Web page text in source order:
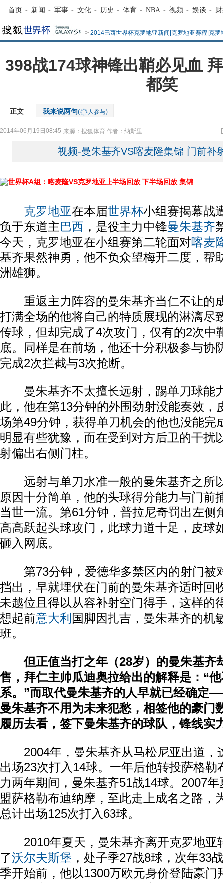
首页 - 新闻 - 军事 - 文化 - 历史 - 体育 - NBA - 视频 - 娱谈 -
> 2014巴西世界杯克罗地亚新闻|克罗地亚赛程|克罗
398战174球神锋出鞘必见血
都笑
正文 我来说两句( 人参与)
2014年06月19日08:45 来源： 搜狐体育 作者：纳斯里
视频-曼朱基齐VS喀麦隆集锦 门前补
世界杯A组：喀麦隆VS克罗地亚上半场回放 下半场回放 集锦
克罗地亚在本届世界杯小组赛揭幕战
负于东道主巴西 ，是役主力中锋曼朱基齐
今天，克罗地亚在小组赛第二轮面对喀麦
基齐果然神勇，他不负众望梅开二度，帮
洲雄狮。
重返主力阵容的曼朱基齐当仁不让的
打满全场的他将自己的特质展现的淋漓尽
传球，但却完成了4次攻门，仅有的2次中
底。同样是在前场，他还十分积极参与协
完成2次拦截与3次抢断。
曼朱基齐不太擅长远射，踢单刀球能
此，他在第13分钟的外围劲射没能奏效，
场第49分钟，获得单刀机会的他也没能完
明显有些犹豫，而在受到对方后卫的干扰
射偏出右侧门柱。
远射与单刀水准一般的曼朱基齐之所
原因十分简单，他的头球得分能力与门前
当世一流。第61分钟，普拉尼奇罚出左侧
高高跃起头球攻门，此球力道十足，皮球
砸入网底。
第73分钟，爱德华多禁区内的射门被
挡出，早就埋伏在门前的曼朱基齐适时回
未越位且得以从容补射空门得手，这样的
想起前意大利 国脚因扎吉，曼朱基齐的机
班。
但正值当打之年（28岁）的曼朱基齐
售，拜仁主帅瓜迪奥拉给出的解释是：“
系。”而取代曼朱基齐的人早就已经确定
曼朱基齐不用为未来犯愁，相签他的豪门
履历去看，签下曼朱基齐的球队，锋线实
2004年，曼朱基齐从马松尼亚出道，
出场23次打入14球。一年后他转投萨格勒
力两年期间，曼朱基齐51战14球。2007
盟萨格勒布迪纳摩，至此走上成名之路，
总计出场125次打入63球。
2010年夏天，曼朱基齐离开克罗地亚
了沃尔夫斯堡 ，处子季27战8球，次年33
季开始前，他以1300万欧元身价登陆豪门